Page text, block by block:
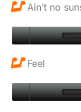
Ain’t no
Feel